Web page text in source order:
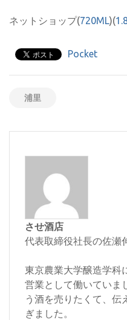
ネットショップ(720ML)(
Pocket
浦里
させ酒店
代表取締役社長の佐瀬
東京農業大学醸造学科
営業として働いていま
う酒を売りたくて、伝
ぎました。